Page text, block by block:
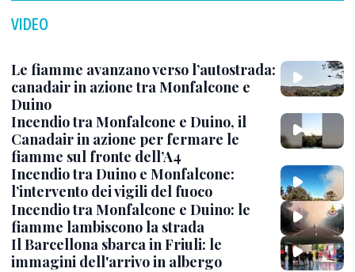
VIDEO
Le fiamme avanzano verso l’autostrada:
canadair in azione tra Monfalcone e
Duino
Incendio tra Monfalcone e Duino, il
Canadair in azione per fermare le
fiamme sul fronte dell’A4
Incendio tra Duino e Monfalcone:
l’intervento dei vigili del fuoco
Incendio tra Monfalcone e Duino: le
fiamme lambiscono la strada
Il Barcellona sbarca in Friuli: le
immagini dell'arrivo in albergo